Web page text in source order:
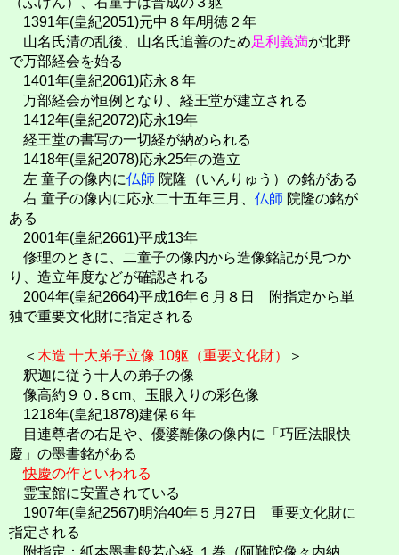
1391年(皇紀2051)元中８年/明徳２年
山名氏清の乱後、山名氏追善のため足利義満が北野
で万部経会を始る
1401年(皇紀2061)応永８年
万部経会が恒例となり、経王堂が建立される
1412年(皇紀2072)応永19年
経王堂の書写の一切経が納められる
1418年(皇紀2078)応永25年の造立
左 童子の像内に仏師 院隆（いんりゅう）の銘がある
右 童子の像内に応永二十五年三月、 仏師 院隆の銘が
ある
2001年(皇紀2661)平成13年
修理のときに、二童子の像内から造像銘記が見つか
り、造立年度などが確認される
2004年(皇紀2664)平成16年６月８日 附指定から単
独で重要文化財に指定される
＜ 木造 十大弟子立像 10躯（重要文化財）
＞
釈迦に従う十人の弟子の像
像高約９０.８cm、玉眼入りの彩色像
1218年(皇紀1878)建保６年
目連尊者の右足や、優婆離像の像内に「巧匠法眼快
慶」の墨書銘がある
快慶の作といわれる
霊宝館に安置されている
1907年(皇紀2567)明治40年５月27日 重要文化財に
指定される
附指定：紙本墨書般若心経 １巻（阿難陀像々内納